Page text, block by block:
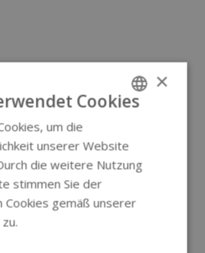
GERMAN
×
Cookies
um die
unserer Website
die weitere Nutzung
stimmen Sie der
Cookies gemäß unserer